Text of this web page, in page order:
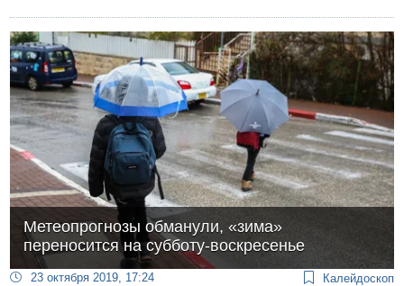
Метеопрогнозы обманули, «зима»
переносится на субботу-воскресенье
23 октября 2019, 17:24 Калейдоскоп